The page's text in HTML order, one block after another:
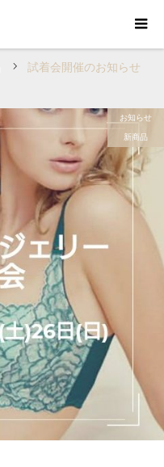
試着会開催のお知らせ
お知らせ
新商品